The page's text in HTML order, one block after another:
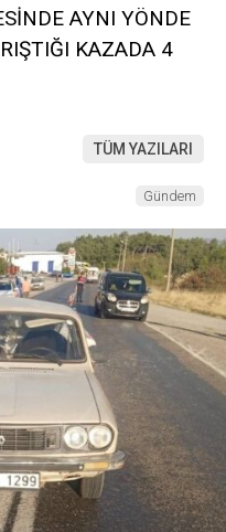
AYNI YÖNDE
KAZADA 4
TÜM YAZILARI
Gündem